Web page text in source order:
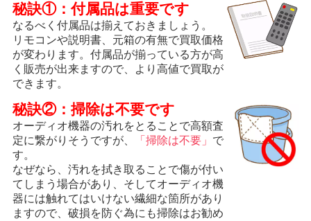
秘訣①：付属品は重要です
なるべく付属品は揃えておきましょう。
リモコンや説明書、元箱の有無で買取価格
が変わります。付属品が揃っている方が高
く販売が出来ますので、より高値で買取が
できます。
秘訣②：掃除は不要です
オーディオ機器の汚れをとることで高額査
定に繋がりそうですが、
「掃除は不要」 で
す。
なぜなら、汚れを拭き取ることで傷が付い
てしまう場合があり、そしてオーディオ機
器には触れてはいけない繊細な箇所があり
ますので、破損を防ぐ為にも掃除はお勧め